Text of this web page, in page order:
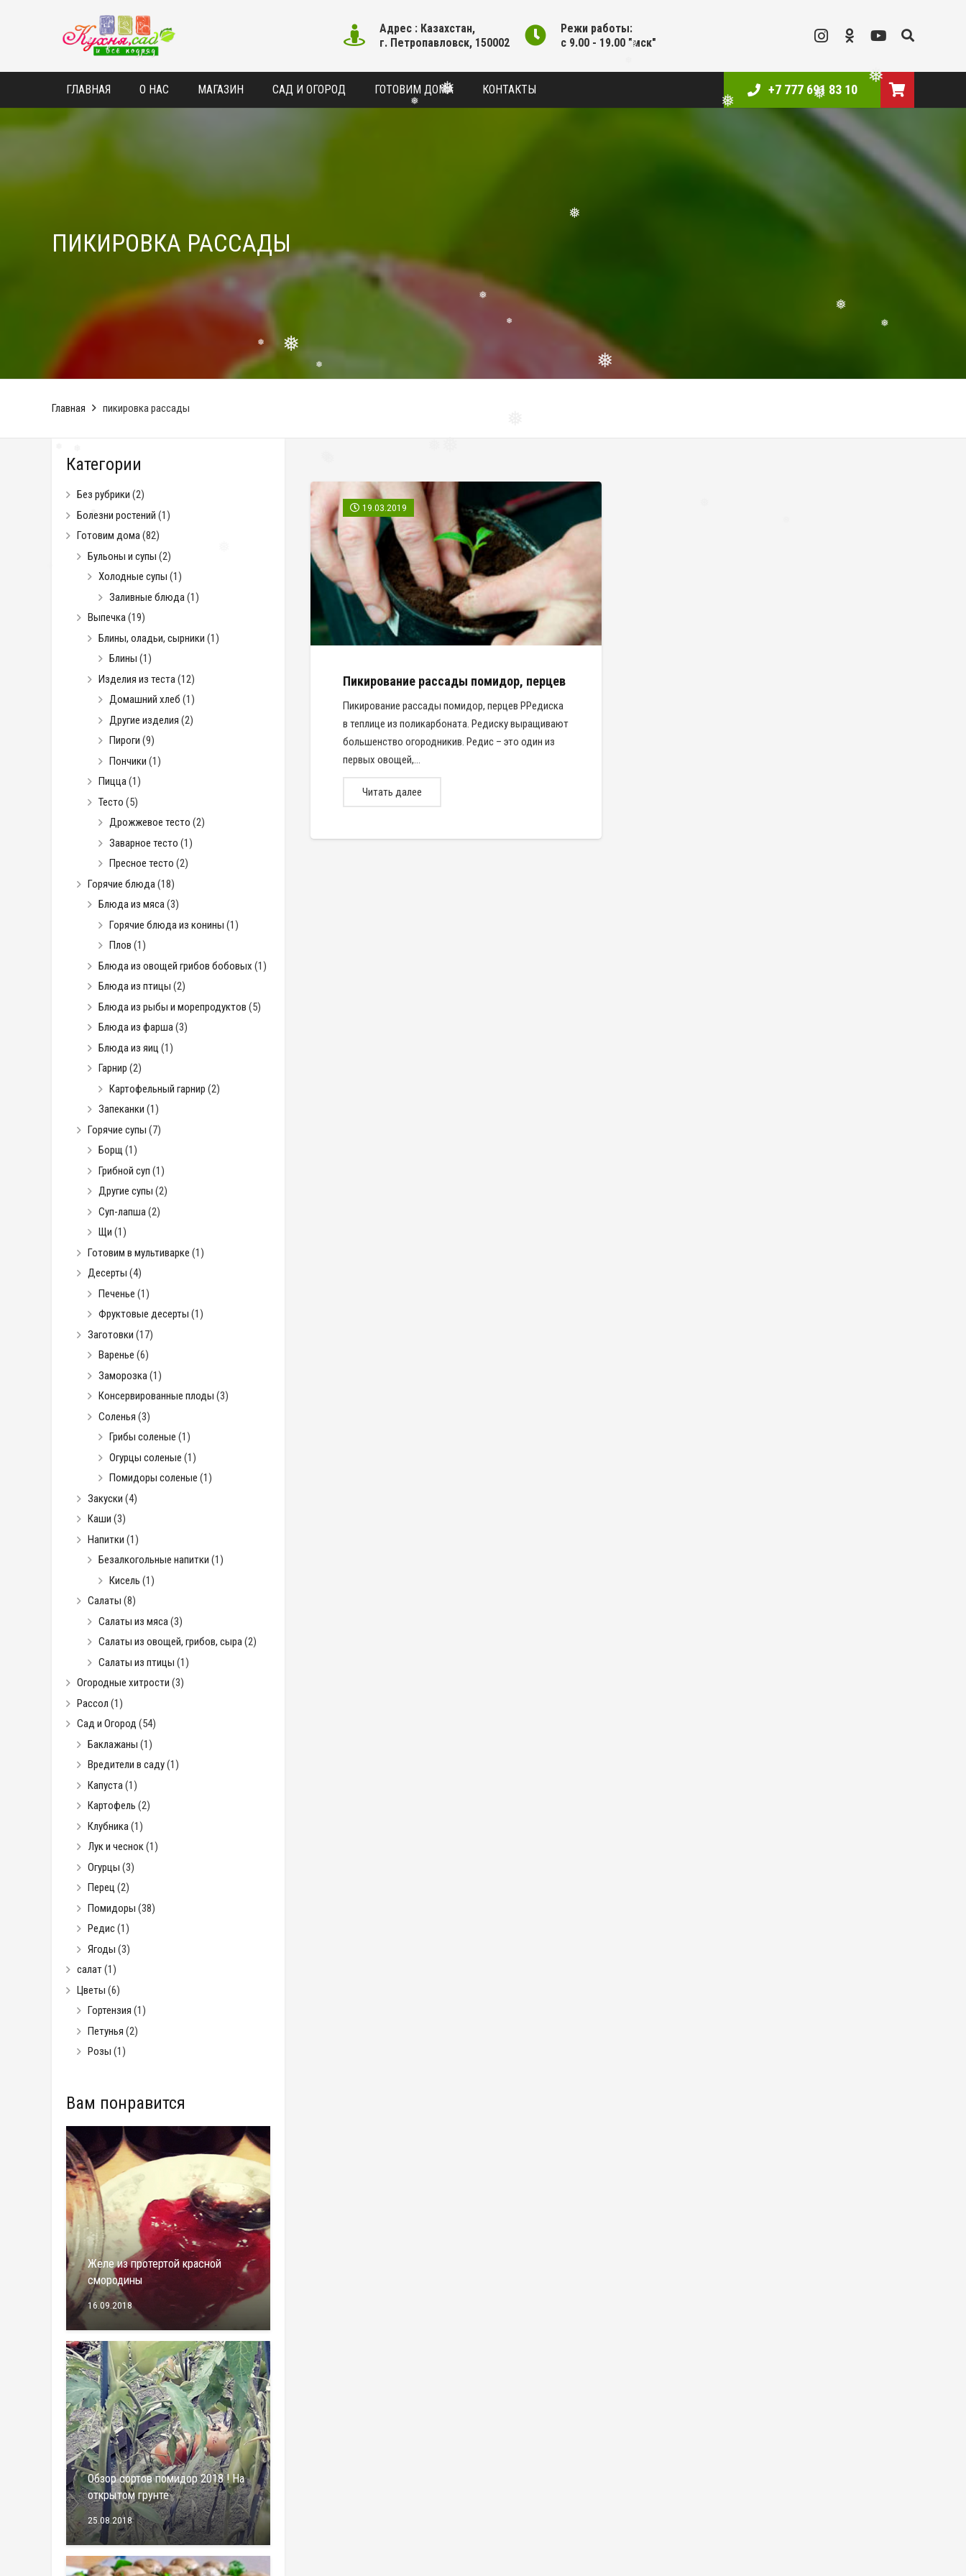
❅
❅
❅
Адрес : Казахстан,
г. Петропавловск, 150002
Режи работы:
с 9.00 - 19.00 "мск"
ГЛАВНАЯ О НАС МАГАЗИН САД И ОГОРОД ГОТОВИМ ДОМА КОНТАКТЫ +7 777 691 83 10
ПИКИРОВКА РАССАДЫ
Главная пикировка рассады
19.03.2019
Пикирование рассады помидор, перцев
Пикирование рассады помидор, перцев РРедиска
в теплице из поликарбоната. Редиску выращивают
большенство огородникив. Редис – это один из
первых овощей,…
Читать далее
Категории
Без рубрики (2)
Болезни ростений (1)
Готовим дома(82)
Бульоны и супы (2)
Холодные супы (1)
Заливные блюда (1)
Выпечка(19)
Блины, оладьи, сырники (1)
Блины (1)
Изделия из теста (12)
Домашний хлеб (1)
Другие изделия (2)
Пироги (9)
Пончики (1)
Пицца(1)
Тесто (5)
Дрожжевое тесто (2)
Заварное тесто (1)
Пресное тесто (2)
Горячие блюда (18)
Блюда из мяса(3)
Горячие блюда из конины (1)
Плов (1)
Блюда из овощей грибов бобовых (1)
Блюда из птицы (2)
Блюда из рыбы и морепродуктов (5)
Блюда из фарша(3)
Блюда из яиц (1)
Гарнир (2)
Картофельный гарнир (2)
Запеканки (1)
Горячие супы (7)
Борщ (1)
Грибной суп (1)
Другие супы (2)
Суп-лапша (2)
Щи (1)
Готовим в мультиварке (1)
Десерты (4)
Печенье (1)
Фруктовые десерты (1)
Заготовки (17)
Варенье (6)
Заморозка (1)
Консервированные плоды (3)
Соленья (3)
Грибы соленые (1)
Огурцы соленые (1)
Помидоры соленые (1)
Закуски (4)
Каши (3)
Напитки (1)
Безалкогольные напитки (1)
Кисель (1)
Салаты (8)
Салаты из мяса (3)
Салаты из овощей, грибов, сыра(2)
Салаты из птицы (1)
Огородные хитрости (3)
Рассол (1)
Сад и Огород (54)
Баклажаны (1)
Вредители в саду(1)
Капуста (1)
Картофель (2)
Клубника (1)
Лук и чеснок(1)
Огурцы (3)
Перец (2)
Помидоры (38)
Редис(1)
Ягоды (3)
салат(1)
Цветы (6)
Гортензия (1)
Петунья (2)
Розы (1)
Вам понравится
Желе из протертой красной
смородины
16.09.2018
Обзор сортов помидор 2018 ! На
открытом грунте
25.08.2018